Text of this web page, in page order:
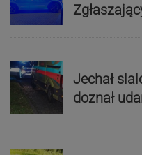
Jechał
doznał